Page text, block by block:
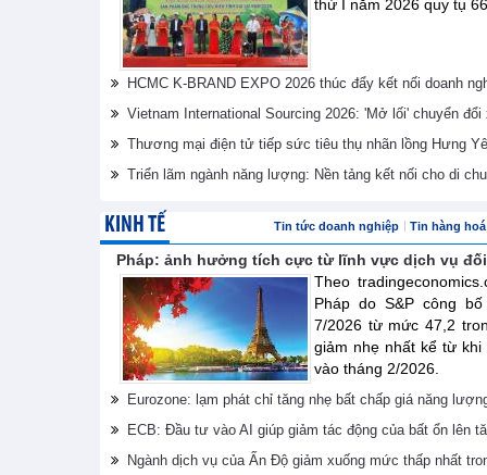
thứ I năm 2026 quy tụ
HCMC K-BRAND EXPO 2026 thúc đẩy kết nối doanh
Vietnam International Sourcing 2026: 'Mở lối' chuyển
Thương mại điện tử tiếp sức tiêu thụ nhãn lồng Hưng
Triển lãm ngành năng lượng: Nền tảng kết nối cho di
KINH TẾ Tin tức doanh nghiệp Tin hàng
Pháp: ảnh hưởng tích cực từ lĩnh vực dịch vụ
Theo
Pháp do S&P công
7/2026 từ mức 47,2
giảm nhẹ nhất kể từ
vào tháng 2/2026.
Eurozone: lạm phát chỉ tăng nhẹ bất chấp giá năng
ECB: Đầu tư vào AI giúp giảm tác động của bất ổn lên
Ngành dịch vụ của Ấn Độ giảm xuống mức thấp nhất